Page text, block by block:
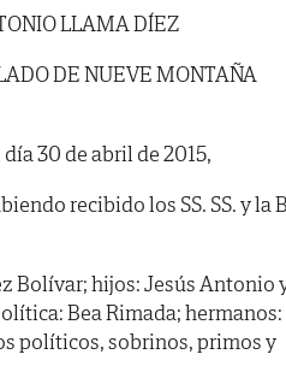
LLAMA DÍEZ
DE NUEVE MONTAÑA
30 de abril de 2015,
recibido los SS. SS. y la
Bolívar; hijos: Jesús Antonio
Bea Rimada; hermanos:
políticos, sobrinos, primos y